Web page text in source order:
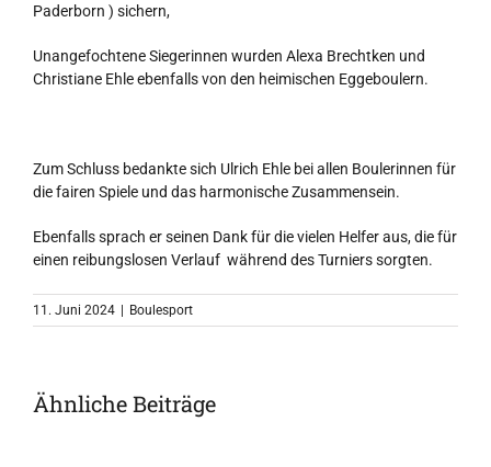
Paderborn ) sichern,
Unangefochtene Siegerinnen wurden Alexa Brechtken und
Christiane Ehle ebenfalls von den heimischen Eggeboulern.
Zum Schluss bedankte sich Ulrich Ehle bei allen Boulerinnen für
die fairen Spiele und das harmonische Zusammensein.
Ebenfalls sprach er seinen Dank für die vielen Helfer aus, die für
einen reibungslosen Verlauf während des Turniers sorgten.
11. Juni 2024 | Boulesport
Ähnliche Beiträge